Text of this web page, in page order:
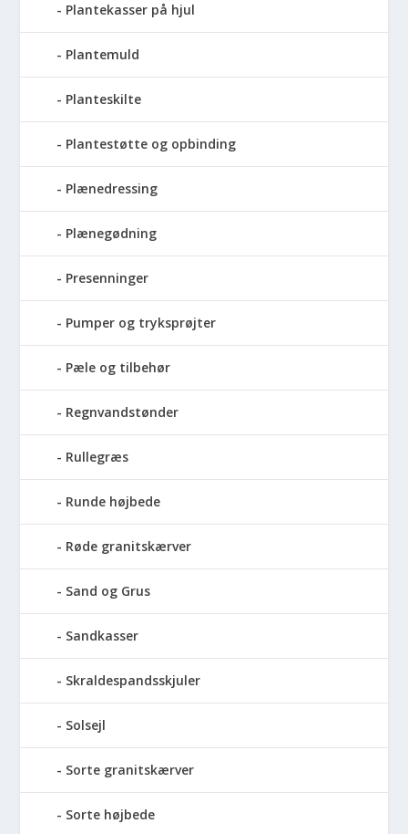
Plantekasser på hjul
Plantemuld
Planteskilte
Plantestøtte og opbinding
Plænedressing
Plænegødning
Presenninger
Pumper og tryksprøjter
Pæle og tilbehør
Regnvandstønder
Rullegræs
Runde højbede
Røde granitskærver
Sand og Grus
Sandkasser
Skraldespandsskjuler
Solsejl
Sorte granitskærver
Sorte højbede